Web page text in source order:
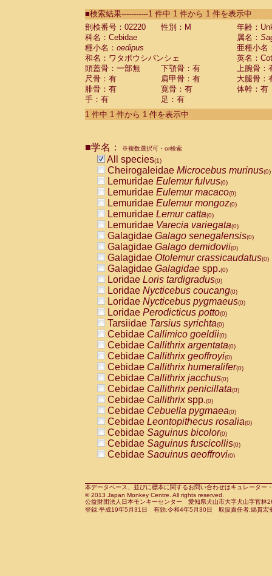
CebidaeSaguinus labiatus(0)
Cebidae Saguinus leucopus (0)
Cebidae
Cebidae
CebidaeSaguinus nigricollis (0)
Cebidae Saguinus oedipus
Cebidae Saguinus weddelli
Cebidae Saguinusspp.
Cebidae Aotus trivirgatus
Cebidae Cebus albifrons
CebidaeCebus nigrivittatus
CebidaeCebus
CebidaeSaimiri boliviensis(0)
CebidaeSaimiri sciureus(0)
AtelidaeAlouatta caraya(0)
AtelidaeAlouatta fusca(0)
AtelidaeAlouatta seniculus
AtelidaeAlouattaspp.(0)
AtelidaeAteles belzebuth(0)
AtelidaeAteles geoffroyi(0)
AtelidaeAteles paniscus(0)
AtelidaeAtelesspp.(0)
Atelidae Lagothrix lagothricha
AtelidaeLagothrix lagothricha cana
PitheciidaeCacajao calvus
PitheciidaeCallicebus cupreus
PitheciidaeCallicebus donacophilus
PitheciidaeCallicebus moloch
PitheciidaeCallicebus torquatus
PitheciidaeCallicebusspp.(0)
PitheciidaeChiropotes satanas(0)
PitheciidaePithecia monachus
PitheciidaePithecia pithecia(0)
CercopithecidaeCercocebus agilis
CercopithecidaeCercocebus
CercopithecidaeCercocebus
CercopithecidaeCercocebus
CercopithecidaeCercocebus
CercopithecidaeCercocebushybrid
CercopithecidaePapio anubis(0)
CercopithecidaePapio cynocephalus
CercopithecidaePapio hamadryas(0)
■検索結果-----------1 件中 1 件から 1 件を表示中
剖検番号：02220
性別：M
年齢：
科名：Cebidae
属名：
種小名： oedipus
亜種小名
和名：ワタボウシパンシェ
英名：
頭蓋骨：一部無
下顎骨：有
上腕骨：
尺骨：有
肩甲骨：有
大腿骨：
腓骨：有
寛骨：有
体幹：有
手：有
足：有
1 件中 1 件から 1 件を表示中
■学名： ※複数選択可・or検索
All species(1)
Cheirogaleidae Microcebus murinus(0)
Lemuridae Eulemur fulvus(0)
Lemuridae Eulemur macaco(0)
Lemuridae Eulemur mongoz(0)
Lemuridae Lemur catta(0)
Lemuridae Varecia variegata(0)
Galagidae Galago senegalensis(0)
Galagidae Galago demidovii(0)
Galagidae Otolemur crassicaudatus(0)
Galagidae Galagidae spp.(0)
Loridae Loris tardigradus(0)
Loridae Nycticebus coucang(0)
Loridae Nycticebus pygmaeus(0)
Loridae Perodicticus potto(0)
Tarsiidae Tarsius syrichta(0)
Cebidae Callimico goeldii(0)
Cebidae Callithrix argentata(0)
Cebidae Callithrix geoffroyi(0)
Cebidae Callithrix humeralifer(0)
Cebidae Callithrix jacchus(0)
Cebidae Callithrix penicillata(0)
Cebidae Callithrixspp.(0)
Cebidae Cebuella pygmaea(0)
Cebidae Leontopithecus rosalia(0)
Cebidae Saguinus bicolor(0)
Cebidae Saguinus fuscicollis(0)
Cebidae Saguinus geoffroyi(0)
CebidaeSaguinus leucopus(0)
CebidaeSaguinus midas(0)
Cebidae Saguinus mystax(0)
本データベース、並びに標本に関するお問い合わせはキュレータ
© 2013 Japan Monkey Centre. All rights reserved.
公益財団法人日本モンキーセンター 愛知県犬山市大字犬山字官
登録:平成19年5月31日 有効:令和4年5月30日 取扱責任者:綿貫宏